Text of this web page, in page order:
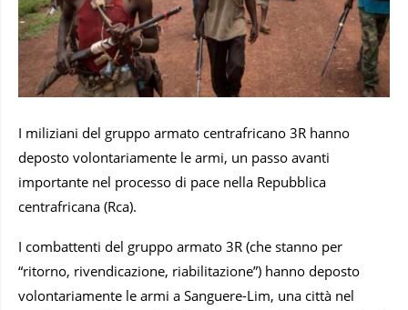
I miliziani del gruppo armato centrafricano 3R hanno
deposto volontariamente le armi, un passo avanti
importante nel processo di pace nella Repubblica
centrafricana (Rca).
I combattenti del gruppo armato 3R (che stanno per
“ritorno, rivendicazione, riabilitazione”) hanno deposto
volontariamente le armi a Sanguere-Lim, una città nel